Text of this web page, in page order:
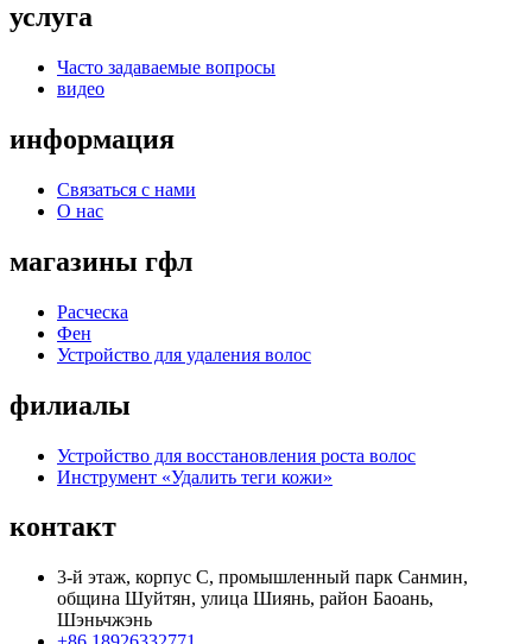
услуга
Часто задаваемые вопросы
видео
информация
Связаться с нами
О нас
магазины гфл
Расческа
Фен
Устройство для удаления волос
филиалы
Устройство для восстановления роста волос
Инструмент «Удалить теги кожи»
контакт
3-й этаж, корпус C, промышленный парк Санмин,
община Шуйтян, улица Шиянь, район Баоань,
Шэньчжэнь